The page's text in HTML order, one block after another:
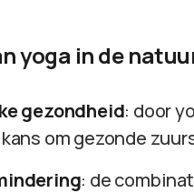
yoga in de
gezondheid: door
om gezonde
: de